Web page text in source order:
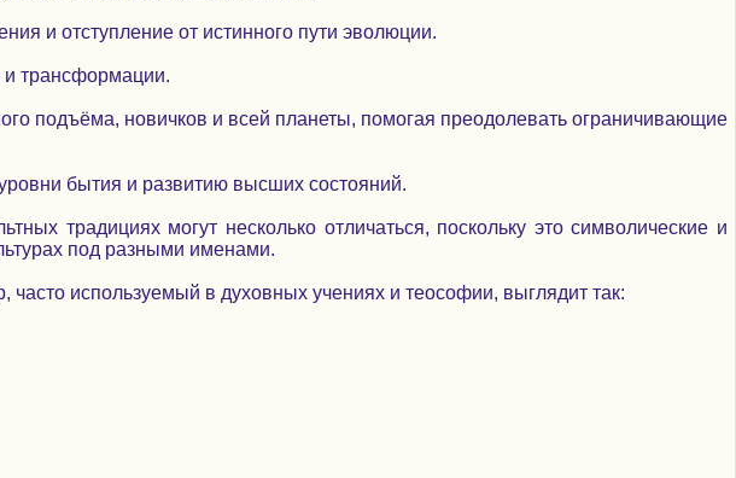
и отступление от истинного пути эволюции.
и трансформации.
подъёма, новичков и всей планеты, помогая преодолевать ограничивающие
бытия и развитию высших состояний.
традициях могут несколько отличаться, поскольку это символические и
под разными именами.
используемый в духовных учениях и теософии, выглядит так: